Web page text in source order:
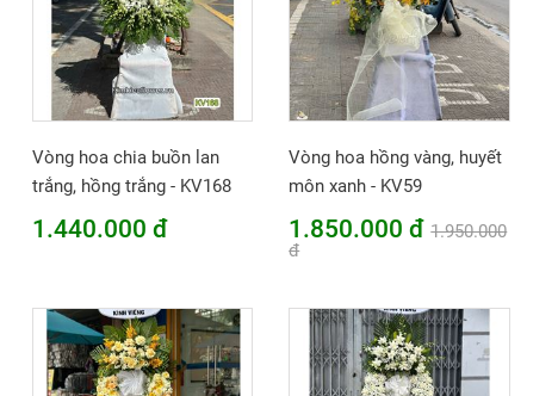
Vòng hoa chia buồn lan
trắng, hồng trắng - KV168
1.440.000 đ
Vòng hoa hồng vàng, huyết
môn xanh - KV59
1.850.000 đ 1.950.000
đ